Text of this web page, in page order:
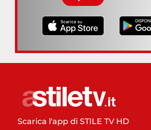
Scarica l'app di STILE TV HD